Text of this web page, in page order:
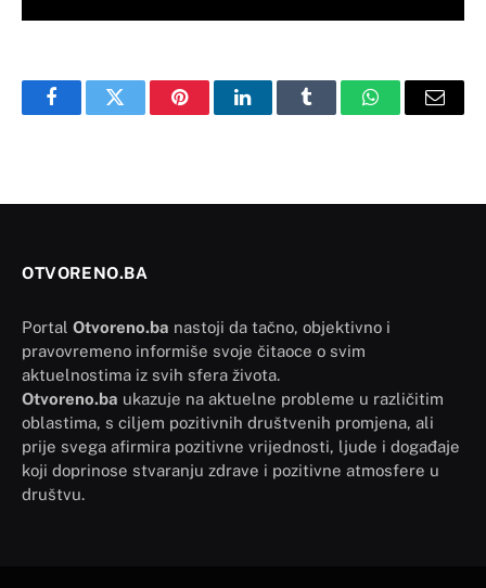
FacebookTwitter PinterestLinkedInTumblr WhatsAppEmail
OTVORENO.BA
Portal Otvoreno.ba nastoji da tačno, objektivno i
pravovremeno informiše svoje čitaoce o svim
aktuelnostima iz svih sfera života.
Otvoreno.ba ukazuje na aktuelne probleme u različitim
oblastima, s ciljem pozitivnih društvenih promjena, ali
prije svega afirmira pozitivne vrijednosti, ljude i događaje
koji doprinose stvaranju zdrave i pozitivne atmosfere u
društvu.